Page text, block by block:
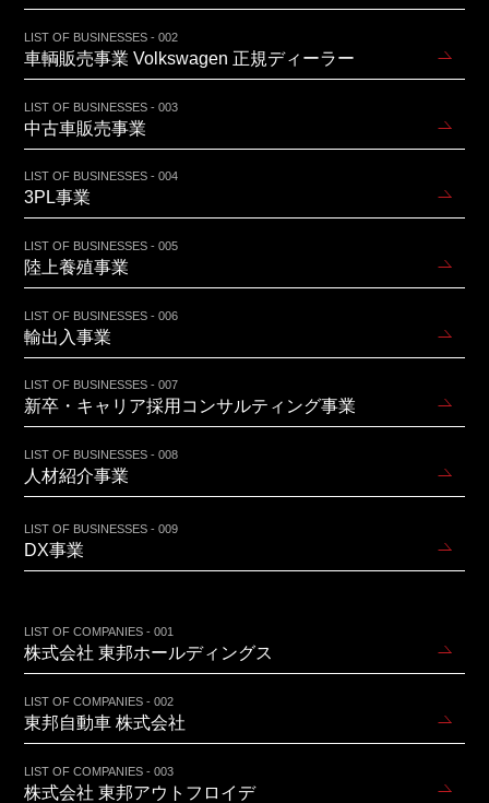
LIST OF BUSINESSES - 002
車輌販売事業 Volkswagen 正規ディーラー
LIST OF BUSINESSES - 003
中古車販売事業
LIST OF BUSINESSES - 004
3PL事業
LIST OF BUSINESSES - 005
陸上養殖事業
LIST OF BUSINESSES - 006
輸出入事業
LIST OF BUSINESSES - 007
新卒・キャリア採用コンサルティング事業
LIST OF BUSINESSES - 008
人材紹介事業
LIST OF BUSINESSES - 009
DX事業
LIST OF COMPANIES - 001
株式会社 東邦ホールディングス
LIST OF COMPANIES - 002
東邦自動車 株式会社
LIST OF COMPANIES - 003
株式会社 東邦アウトフロイデ